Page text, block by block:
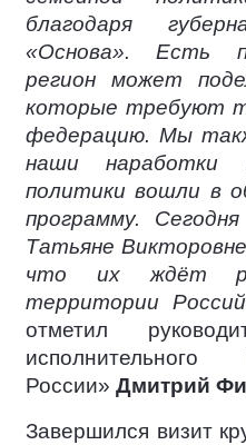
благодаря
«Основа». Есть
регион может
которые требуют
федерацию. Мы
наши наработки
политики вошли в
программу.
Татьяне
что их ждёт
территории
отметил
России» Дмитрий
Завершился визит